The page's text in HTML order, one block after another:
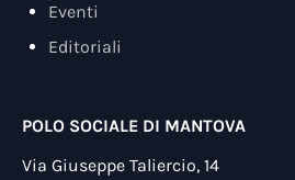
Eventi
Editoriali
POLO SOCIALE DI MANTOVA
Via Giuseppe Taliercio, 14